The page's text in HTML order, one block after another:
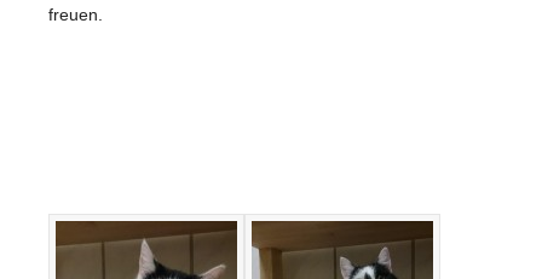
freuen.